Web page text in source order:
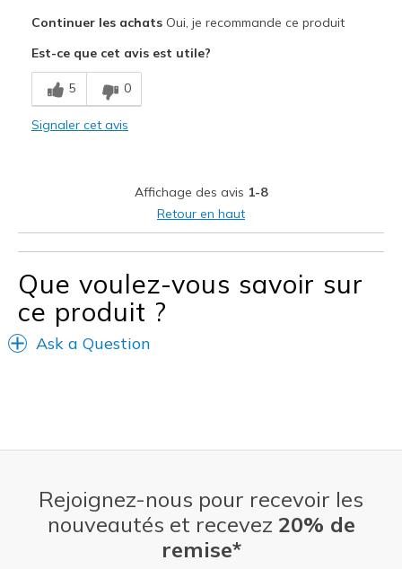
Les meilleures utilisations
Casual Wear
Shoes are for Wearing
Continuer les achatsOui, je recommande ce produit
Est-ce que cet avis est utile?
5 0
Signaler cet avis
Affichage des avis 1-8
Retour en haut
Que voulez-vous savoir sur
ce produit ?
Ask a Question
Rejoignez-nous pour recevoir les
nouveautés et recevez 20% de
remise*